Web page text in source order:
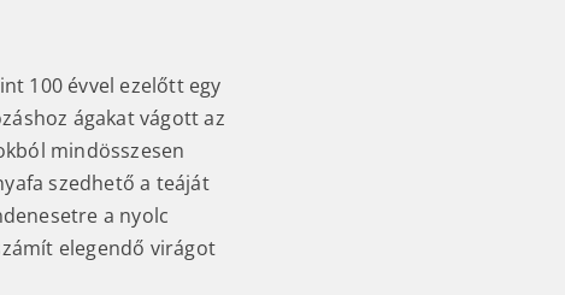
100 évvel ezelőtt egy
ágakat vágott az
mindösszesen
szedhető a teáját
a nyolc
elegendő virágot